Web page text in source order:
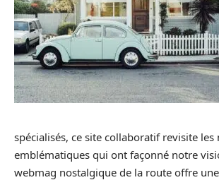
spécialisés, ce site collaboratif revisite les
emblématiques qui ont façonné notre
webmag nostalgique de la route offre